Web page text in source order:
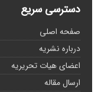
دسترسی سریع
صفحه اصلی
درباره نشریه
اعضای هیات تحریریه
ارسال مقاله